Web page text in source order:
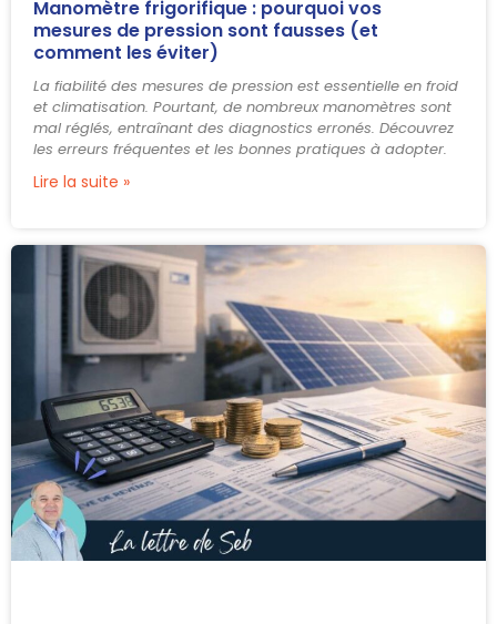
Manomètre frigorifique : pourquoi vos
mesures de pression sont fausses (et
comment les éviter)
La fiabilité des mesures de pression est essentielle en froid
et climatisation. Pourtant, de nombreux manomètres sont
mal réglés, entraînant des diagnostics erronés. Découvrez
les erreurs fréquentes et les bonnes pratiques à adopter.
Lire la suite »